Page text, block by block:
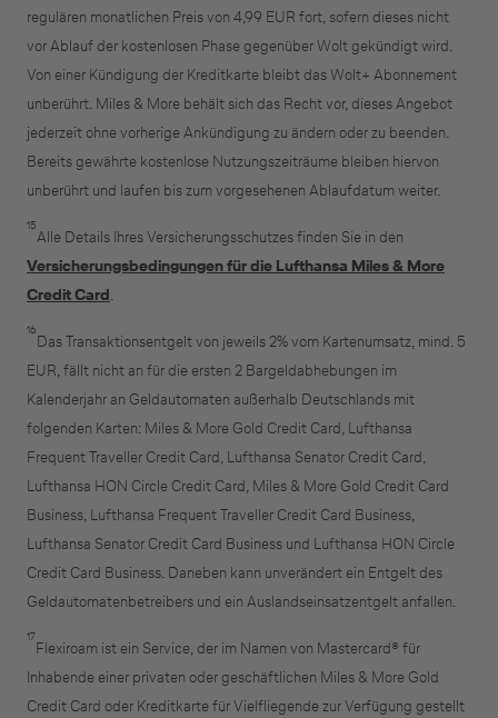
regulären monatlichen Preis von 4,99 EUR fort, sofern dieses nicht
vor Ablauf der kostenlosen Phase gegenüber Wolt gekündigt wird.
Von einer Kündigung der Kreditkarte bleibt das Wolt+ Abonnement
unberührt. Miles & More behält sich das Recht vor, dieses Angebot
jederzeit ohne vorherige Ankündigung zu ändern oder zu beenden.
Bereits gewährte kostenlose Nutzungszeiträume bleiben hiervon
unberührt und laufen bis zum vorgesehenen Ablaufdatum weiter.
15
Alle Details Ihres Versicherungsschutzes finden Sie in den
Versicherungsbedingungen für die Lufthansa Miles & More
Credit Card.
16
Das Transaktionsentgelt von jeweils 2% vom Kartenumsatz, mind. 5
EUR, fällt nicht an für die ersten 2 Bargeldabhebungen im
Kalenderjahr an Geldautomaten außerhalb Deutschlands mit
folgenden Karten: Miles & More Gold Credit Card, Lufthansa
Frequent Traveller Credit Card, Lufthansa Senator Credit Card,
Lufthansa HON Circle Credit Card, Miles & More Gold Credit Card
Business, Lufthansa Frequent Traveller Credit Card Business,
Lufthansa Senator Credit Card Business und Lufthansa HON Circle
Credit Card Business. Daneben kann unverändert ein Entgelt des
Geldautomatenbetreibers und ein Auslandseinsatzentgelt anfallen.
17
Flexiroam ist ein Service, der im Namen von Mastercard® für
Inhabende einer privaten oder geschäftlichen Miles & More Gold
Credit Card oder Kreditkarte für Vielfliegende zur Verfügung gestellt